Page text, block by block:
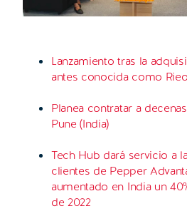
Lanzamiento tras la
antes conocida como
Planea contratar a
Pune (India)
Tech Hub dará servicio a
clientes de Pepper
aumentado en India un
de 2022